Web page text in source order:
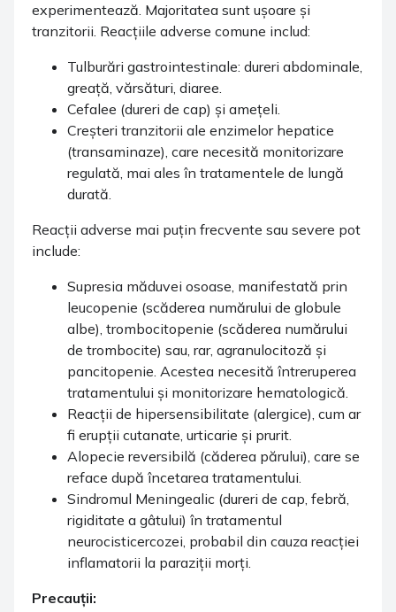
experimentează. Majoritatea sunt ușoare și
tranzitorii. Reacțiile adverse comune includ:
Tulburări gastrointestinale: dureri abdominale,
greață, vărsături, diaree.
Cefalee (dureri de cap) și amețeli.
Creșteri tranzitorii ale enzimelor hepatice
(transaminaze), care necesită monitorizare
regulată, mai ales în tratamentele de lungă
durată.
Reacții adverse mai puțin frecvente sau severe pot
include:
Supresia măduvei osoase, manifestată prin
leucopenie (scăderea numărului de globule
albe), trombocitopenie (scăderea numărului
de trombocite) sau, rar, agranulocitoză și
pancitopenie. Acestea necesită întreruperea
tratamentului și monitorizare hematologică.
Reacții de hipersensibilitate (alergice), cum ar
fi erupții cutanate, urticarie și prurit.
Alopecie reversibilă (căderea părului), care se
reface după încetarea tratamentului.
Sindromul Meningealic (dureri de cap, febră,
rigiditate a gâtului) în tratamentul
neurocisticercozei, probabil din cauza reacției
inflamatorii la paraziții morți.
Precauții: